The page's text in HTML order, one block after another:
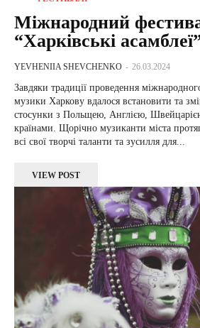
Міжнародний
“Харківські
YEVHENIIA SHEVCHENKO - 26.03.2024
Завдяки традиції проведення
музики Харкову вдалося встановити та
стосунки з Польщею, Англією,
країнами. Щорічно музиканти міста
всі свої творчі таланти та зусилля для...
VIEW POST